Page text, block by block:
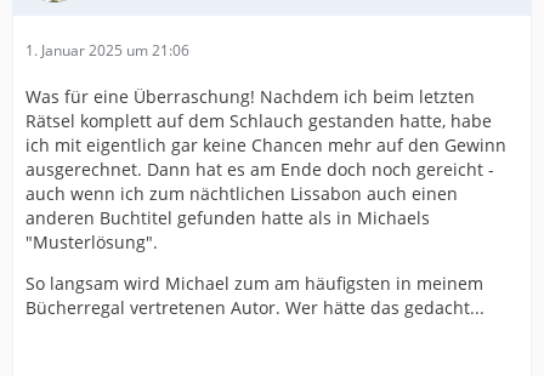
1. Januar 2025 um 21:06
Was für eine Überraschung! Nachdem ich beim letzten
Rätsel komplett auf dem Schlauch gestanden hatte, habe
ich mit eigentlich gar keine Chancen mehr auf den Gewinn
ausgerechnet. Dann hat es am Ende doch noch gereicht -
auch wenn ich zum nächtlichen Lissabon auch einen
anderen Buchtitel gefunden hatte als in Michaels
"Musterlösung".
So langsam wird Michael zum am häufigsten in meinem
Bücherregal vertretenen Autor. Wer hätte das gedacht...